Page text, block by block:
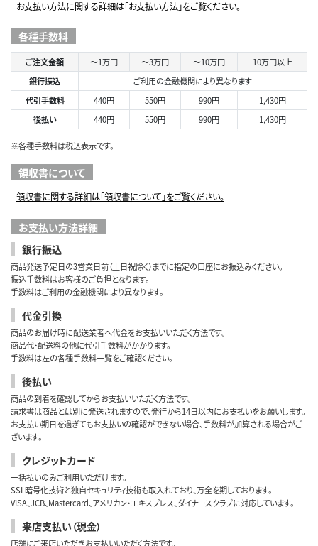
お支払い方法に関する詳細は「お支払い方法」をご覧ください。
各種手数料
ご注文金額 ～1万円 ～3万円 ～10万円
10万円以上
銀行振込
ご利用の金融機関により異なります
代引手数料
440円 550円 990円
1,430円
後払い
440円 550円 990円 1,430円
※各種手数料は税込表示です。
領収書について
領収書に関する詳細は「領収書について」をご覧ください。
お支払い方法詳細
銀行振込
商品発送予定日の3営業日前（土日祝除く）までに指定の口座にお振込みください。
振込手数料はお客様のご負担となります。
手数料はご利用の金融機関により異なります。
代金引換
商品のお届け時に配送業者へ代金をお支払いいただく方法です。
商品代・配送料の他に代引手数料がかかります。
手数料は左の各種手数料一覧をご確認ください。
後払い
商品の到着を確認してからお支払いいただく方法です。
請求書は商品とは別に発送されますので、発行から14日以内にお支払いをお願いします。
お支払い期日を過ぎてもお支払いの確認ができない場合、手数料が加算される場合がご
ざいます。
クレジットカード
一括払いのみご利用いただけます。
SSL暗号化技術と独自セキュリティ技術も取入れており、万全を期しております。
VISA、JCB、Mastercard、アメリカン・エキスプレス、ダイナースクラブに対応しています。
来店支払い（現金）
店舗にご来店いただきお支払いいただく方法です。